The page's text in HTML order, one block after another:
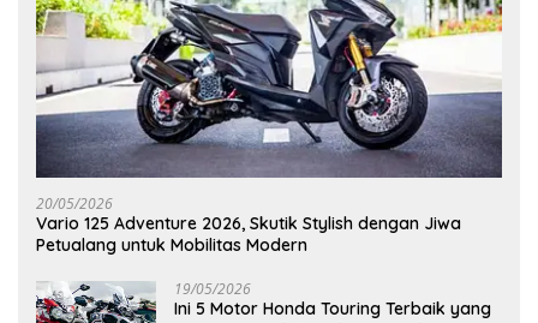
20/05/2026
Vario 125 Adventure 2026, Skutik Stylish dengan Jiwa
Petualang untuk Mobilitas Modern
19/05/2026
Ini 5 Motor Honda Touring Terbaik yang